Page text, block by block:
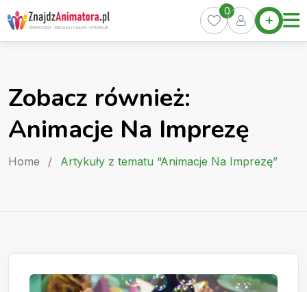
Skip
to
content
Home
Oferty
Kurs
Animatora
0
Zobacz również:
Animacje Na Imprezę
Home / Artykuły z tematu “Animacje Na Imprezę”